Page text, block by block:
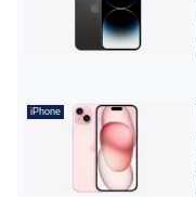
iPhone